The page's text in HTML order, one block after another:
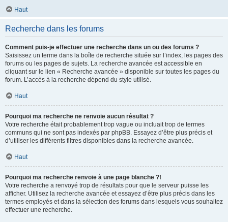
Haut
Recherche dans les forums
Comment puis-je effectuer une recherche dans un ou des forums ?
Saisissez un terme dans la boîte de recherche située sur l’index, les pages des
forums ou les pages de sujets. La recherche avancée est accessible en
cliquant sur le lien « Recherche avancée » disponible sur toutes les pages du
forum. L’accès à la recherche dépend du style utilisé.
Haut
Pourquoi ma recherche ne renvoie aucun résultat ?
Votre recherche était probablement trop vague ou incluait trop de termes
communs qui ne sont pas indexés par phpBB. Essayez d’être plus précis et
d’utiliser les différents filtres disponibles dans la recherche avancée.
Haut
Pourquoi ma recherche renvoie à une page blanche ?!
Votre recherche a renvoyé trop de résultats pour que le serveur puisse les
afficher. Utilisez la recherche avancée et essayez d’être plus précis dans les
termes employés et dans la sélection des forums dans lesquels vous souhaitez
effectuer une recherche.